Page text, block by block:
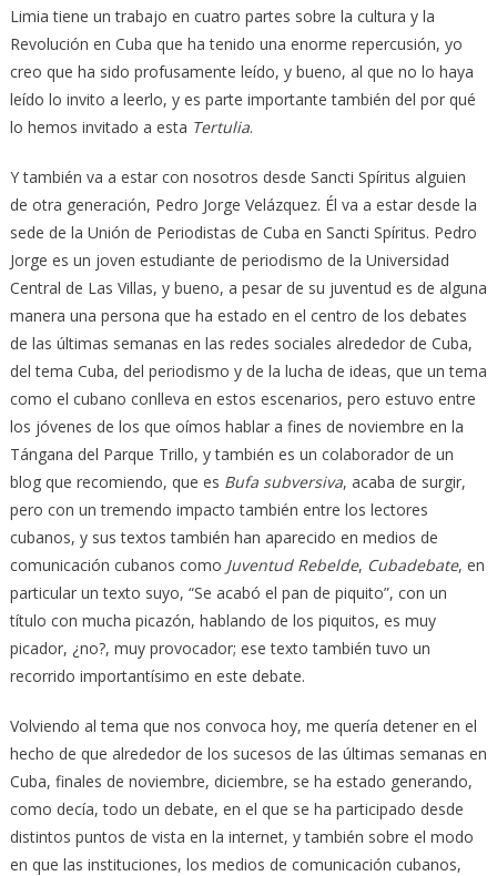
Limia tiene un trabajo en cuatro partes sobre la cultura y la
Revolución en Cuba que ha tenido una enorme repercusión, yo
creo que ha sido profusamente leído, y bueno, al que no lo haya
leído lo invito a leerlo, y es parte importante también del por qué
lo hemos invitado a esta Tertulia.
Y también va a estar con nosotros desde Sancti Spíritus alguien
de otra generación, Pedro Jorge Velázquez. Él va a estar desde la
sede de la Unión de Periodistas de Cuba en Sancti Spíritus. Pedro
Jorge es un joven estudiante de periodismo de la Universidad
Central de Las Villas, y bueno, a pesar de su juventud es de alguna
manera una persona que ha estado en el centro de los debates
de las últimas semanas en las redes sociales alrededor de Cuba,
del tema Cuba, del periodismo y de la lucha de ideas, que un tema
como el cubano conlleva en estos escenarios, pero estuvo entre
los jóvenes de los que oímos hablar a fines de noviembre en la
Tángana del Parque Trillo, y también es un colaborador de un
blog que recomiendo, que es Bufa subversiva, acaba de surgir,
pero con un tremendo impacto también entre los lectores
cubanos, y sus textos también han aparecido en medios de
comunicación cubanos como Juventud Rebelde, Cubadebate, en
particular un texto suyo, “Se acabó el pan de piquito”, con un
título con mucha picazón, hablando de los piquitos, es muy
picador, ¿no?, muy provocador; ese texto también tuvo un
recorrido importantísimo en este debate.
Volviendo al tema que nos convoca hoy, me quería detener en el
hecho de que alrededor de los sucesos de las últimas semanas en
Cuba, finales de noviembre, diciembre, se ha estado generando,
como decía, todo un debate, en el que se ha participado desde
distintos puntos de vista en la internet, y también sobre el modo
en que las instituciones, los medios de comunicación cubanos,